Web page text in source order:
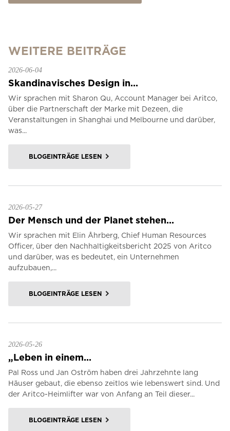
WEITERE BEITRÄGE
2026-06-04
Skandinavisches Design in...
Wir sprachen mit Sharon Qu, Account Manager bei Aritco,
über die Partnerschaft der Marke mit Dezeen, die
Veranstaltungen in Shanghai und Melbourne und darüber,
was...
BLOGEINTRÄGE LESEN
2026-05-27
Der Mensch und der Planet stehen...
Wir sprachen mit Elin Åhrberg, Chief Human Resources
Officer, über den Nachhaltigkeitsbericht 2025 von Aritco
und darüber, was es bedeutet, ein Unternehmen
aufzubauen,...
BLOGEINTRÄGE LESEN
2026-05-26
„Leben in einem...
Pal Ross und Jan Oström haben drei Jahrzehnte lang
Häuser gebaut, die ebenso zeitlos wie lebenswert sind. Und
der Aritco-Heimlifter war von Anfang an Teil dieser...
BLOGEINTRÄGE LESEN